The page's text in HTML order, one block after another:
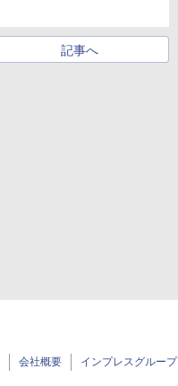
記事へ
会社概要 インプレスグループ